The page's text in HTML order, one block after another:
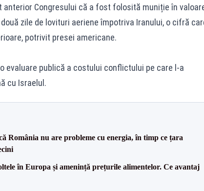
anterior Congresului că a fost folosită muniție în
zile de lovituri aeriene împotriva Iranului, o cifră
potrivit presei americane.
evaluare publică a costului conflictului pe care l-a
cu Israelul.
România nu are probleme cu energia, în timp ce țara
în Europa și amenință prețurile alimentelor. Ce avantaj